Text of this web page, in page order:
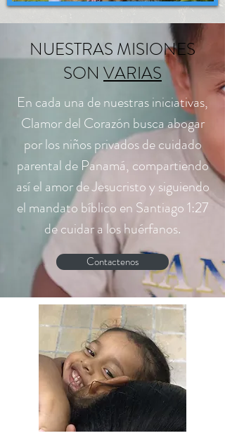
NUESTRAS MISIONES
SON VARIAS
En cada una de nuestras iniciativas,
Clamor del Corazón busca abogar
por los niños privados de cuidado
parental de Panamá, compartiendo
así el amor de Jesucristo y siguiendo
el mandato bíblico en Santiago 1:27
de cuidar a los huérfanos.
Contactenos